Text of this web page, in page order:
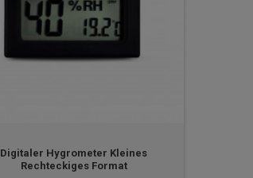
Digitaler Hygrometer Kleines
Rechteckiges Format